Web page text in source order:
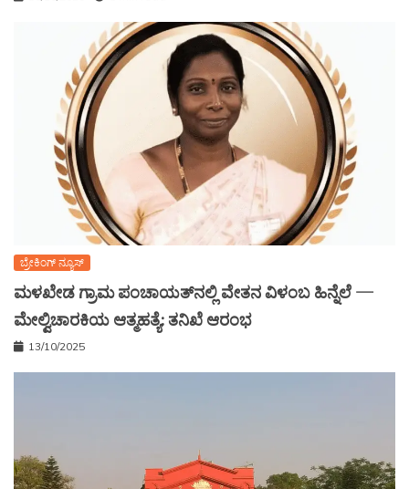
ಬ್ರೇಕಿಂಗ್ ನ್ಯೂಸ್
ಮಳಖೇಡ ಗ್ರಾಮ ಪಂಚಾಯತ್‌ನಲ್ಲಿ ವೇತನ ವಿಳಂಬ ಹಿನ್ನೆಲೆ —
ಮೇಲ್ವಿಚಾರಕಿಯ ಆತ್ಮಹತ್ಯೆ: ತನಿಖೆ ಆರಂಭ
13/10/2025